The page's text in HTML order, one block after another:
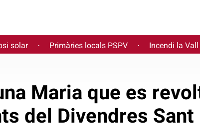
solar · Primàries locals PSPV · Incendi la
Maria que es
del Divendres Sant